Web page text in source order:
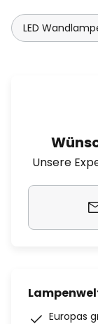
LED
Unsere
Europas